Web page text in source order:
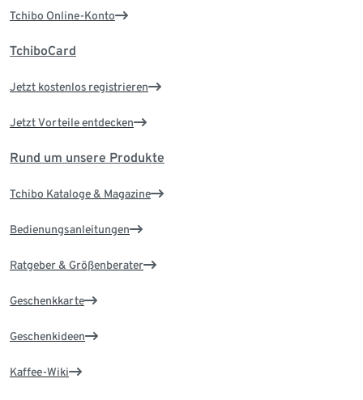
Tchibo Online-Konto
TchiboCard
Jetzt kostenlos registrieren
Jetzt Vorteile entdecken
Rund um unsere Produkte
Tchibo Kataloge & Magazine
Bedienungsanleitungen
Ratgeber & Größenberater
Geschenkkarte
Geschenkideen
Kaffee-Wiki